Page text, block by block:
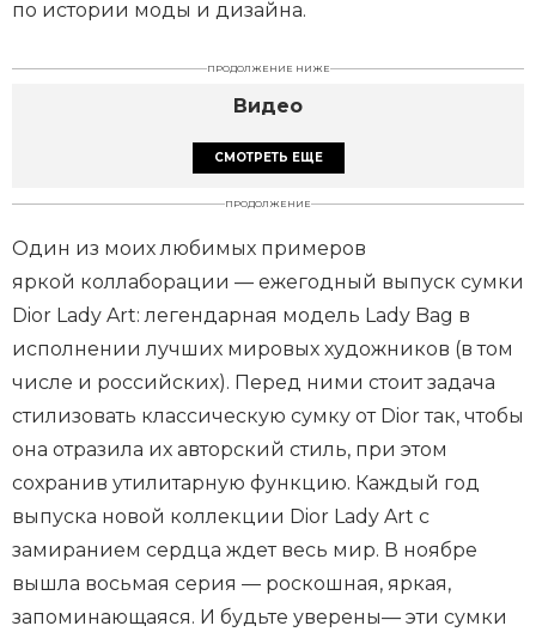
по истории моды и дизайна.
ПРОДОЛЖЕНИЕ НИЖЕ
Видео
СМОТРЕТЬ ЕЩЕ
ПРОДОЛЖЕНИЕ
Один из моих любимых примеров
яркой коллаборации — ежегодный выпуск сумки
Dior Lady Art: легендарная модель Lady Bag в
исполнении лучших мировых художников (в том
числе и российских). Перед ними стоит задача
стилизовать классическую сумку от Dior так, чтобы
она отразила их авторский стиль, при этом
сохранив утилитарную функцию. Каждый год
выпуска новой коллекции Dior Lady Art с
замиранием сердца ждет весь мир. В ноябре
вышла восьмая серия — роскошная, яркая,
запоминающаяся. И будьте уверены— эти сумки